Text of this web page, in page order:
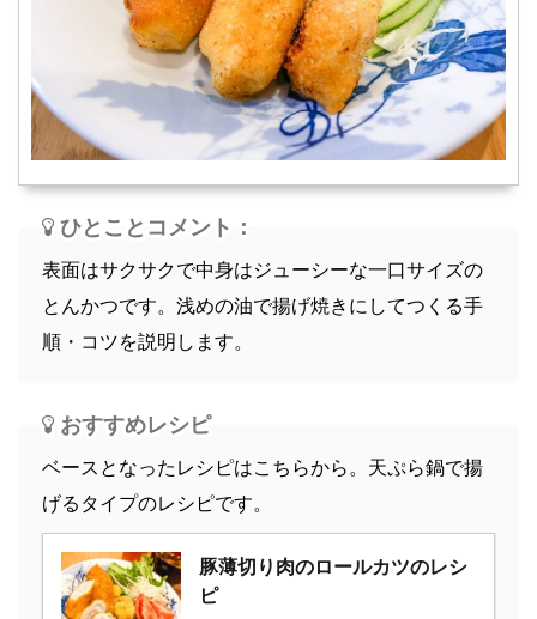
軽食
ひとことコメント：
表面はサクサクで中身はジューシーな一口サイズの
とんかつです。浅めの油で揚げ焼きにしてつくる手
順・コツを説明します。
おすすめレシピ
ベースとなったレシピはこちらから。天ぷら鍋で揚
げるタイプのレシピです。
豚薄切り肉のロールカツのレシ
ピ